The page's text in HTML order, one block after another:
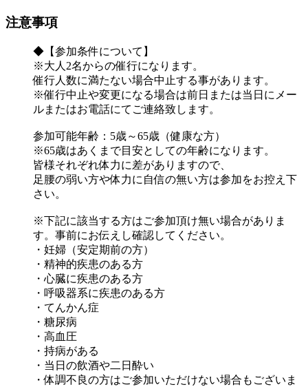
注意事項
◆【参加条件について】
※大人2名からの催行になります。
催行人数に満たない場合中止する事があります。
※催行中止や変更になる場合は前日または当日にメー
ルまたはお電話にてご連絡致します。
参加可能年齢：5歳～65歳（健康な方）
※65歳はあくまで目安としての年齢になります。
皆様それぞれ体力に差がありますので、
足腰の弱い方や体力に自信の無い方は参加をお控え下
さい。
※下記に該当する方はご参加頂け無い場合がありま
す。事前にお伝えし確認してください。
・妊婦（安定期前の方）
・精神的疾患のある方
・心臓に疾患のある方
・呼吸器系に疾患のある方
・てんかん症
・糖尿病
・高血圧
・持病がある
・当日の飲酒や二日酔い
・体調不良の方はご参加いただけない場合もございま